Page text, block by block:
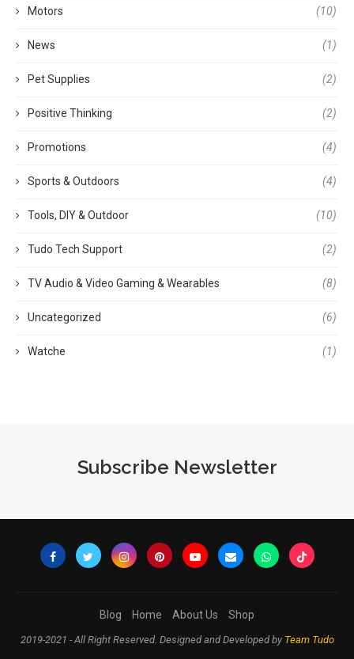
Motors (10)
News (1)
Pet Supplies (2)
Positive Thinking (2)
Promotions (4)
Sports & Outdoors (4)
Tools, DIY & Outdoor (10)
Tudo Tech Support (2)
TV Audio & Video Gaming & Wearables (8)
Uncategorized (6)
Watche (1)
Subscribe Newsletter
Blog Home About Us Shop
2019-2021 - All Right Reserved. Designed and Developed by Team Tudo